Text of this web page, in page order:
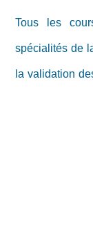
Tous les
spécialités de
la validation